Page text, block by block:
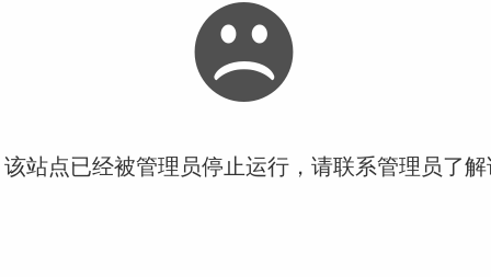
站点已经被管理员停止运行，请联系管理员了